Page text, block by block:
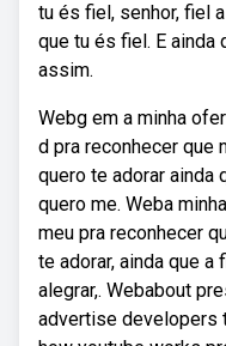
tu és fiel, senhor, fiel
que tu és fiel. E ainda
assim.
Webg em a minha
d pra reconhecer que
quero te adorar ainda
quero me. Weba
meu pra reconhecer
te adorar, ainda que
alegrar,. Webabout
advertise developers